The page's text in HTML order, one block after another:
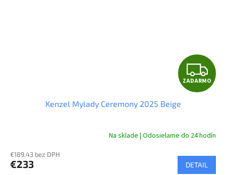
Z
A
A
R
ZADARMO
Kenzel Mylady Ceremony 2025 Beige
Na sklade | Odosielame do 24 hodín
€189,43 bez DPH
€233 DETAIL